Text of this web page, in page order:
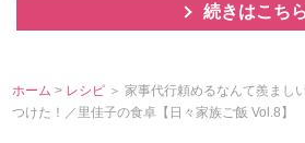
続きはこちら
ホーム > レシピ ＞ 家事代行頼めるなんて羨まし
つけた！／里佳子の食卓【日々家族ご飯 Vol.8】